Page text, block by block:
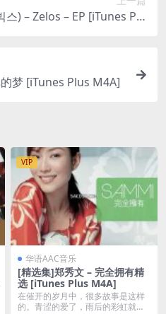
스) – Zelos – EP [iTunes Plu
梦 [iTunes Plus M4A]
VIP
华语AAC音乐
[精选集]郑秀文 – 完全拥有精
选 [iTunes Plus M4A]
在催开的岁月中，很多故事是这样
的。青涩的爱了，雨后的彩虹就那